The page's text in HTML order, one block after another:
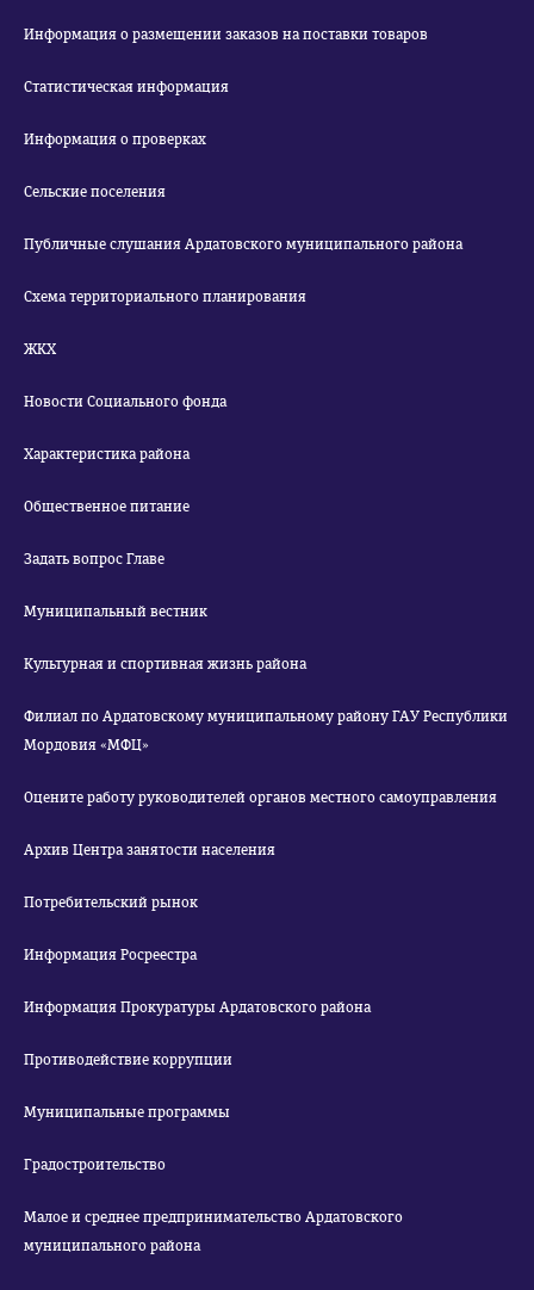
Информация о размещении заказов на поставки товаров
Статистическая информация
Информация о проверках
Сельские поселения
Публичные слушания Ардатовского муниципального района
Схема территориального планирования
ЖКХ
Новости Социального фонда
Характеристика района
Общественное питание
Задать вопрос Главе
Муниципальный вестник
Культурная и спортивная жизнь района
Филиал по Ардатовскому муниципальному району ГАУ Республики
Мордовия «МФЦ»
Оцените работу руководителей органов местного самоуправления
Архив Центра занятости населения
Потребительский рынок
Информация Росреестра
Информация Прокуратуры Ардатовского района
Противодействие коррупции
Муниципальные программы
Градостроительство
Малое и среднее предпринимательство Ардатовского
муниципального района